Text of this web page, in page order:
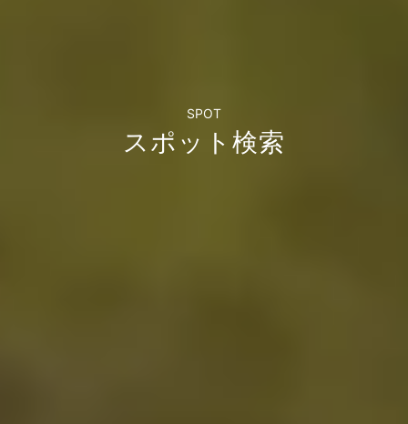
スポット検索
SPOT